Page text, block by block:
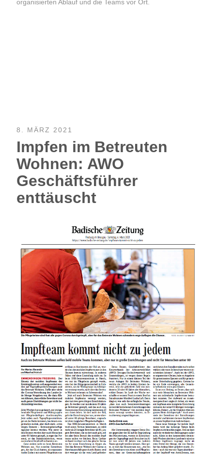
organisierten Ablauf und die Teams vor Ort.
8. MÄRZ 2021
Impfen im Betreuten
Wohnen: AWO
Geschäftsführer
enttäuscht